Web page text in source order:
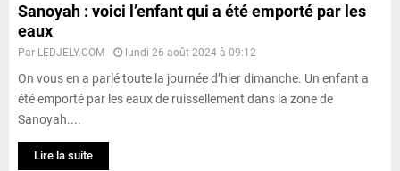
Sanoyah : voici l’enfant qui a été emporté par les
eaux
Par LEDJELY.COM lundi 26 août 2024 à 09:12
On vous en a parlé toute la journée d’hier dimanche. Un enfant a
été emporté par les eaux de ruissellement dans la zone de
Sanoyah....
Lire la suite